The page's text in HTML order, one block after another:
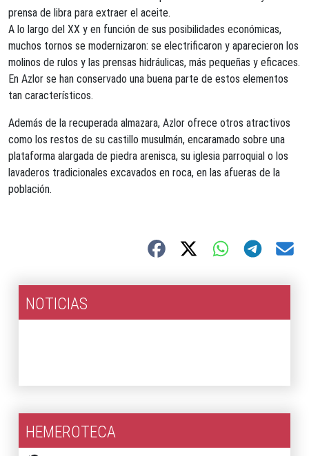
prensa de libra para extraer el aceite.
A lo largo del XX y en función de sus posibilidades económicas,
muchos tornos se modernizaron: se electrificaron y aparecieron los
molinos de rulos y las prensas hidráulicas, más pequeñas y eficaces.
En Azlor se han conservado una buena parte de estos elementos
tan característicos.
Además de la recuperada almazara, Azlor ofrece otros atractivos
como los restos de su castillo musulmán, encaramado sobre una
plataforma alargada de piedra arenisca, su iglesia parroquial o los
lavaderos tradicionales excavados en roca, en las afueras de la
población.
NOTICIAS
HEMEROTECA